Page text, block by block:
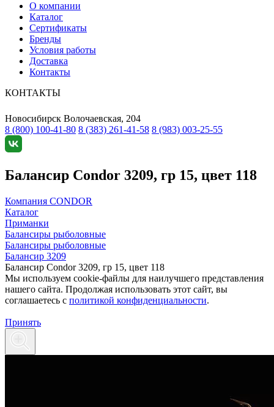
О компании
Каталог
Сертификаты
Бренды
Условия работы
Доставка
Контакты
КОНТАКТЫ
Новосибирск Волочаевская, 204
8 (800) 100-41-80 8 (383) 261-41-58 8 (983) 003-25-55
Балансир Condor 3209, гр 15, цвет 118
Компания CONDOR
Каталог
Приманки
Балансиры рыболовные
Балансиры рыболовные
Балансир 3209
Балансир Condor 3209, гр 15, цвет 118
Мы используем cookie-файлы для наилучшего представления
нашего сайта. Продолжая использовать этот сайт, вы
соглашаетесь c политикой конфиденциальности.
Принять